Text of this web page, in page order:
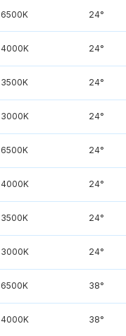
6500K 24°
4000K 24°
3500K 24°
3000K 24°
6500K 24°
4000K 24°
3500K 24°
3000K 24°
6500K 38°
4000K 38°